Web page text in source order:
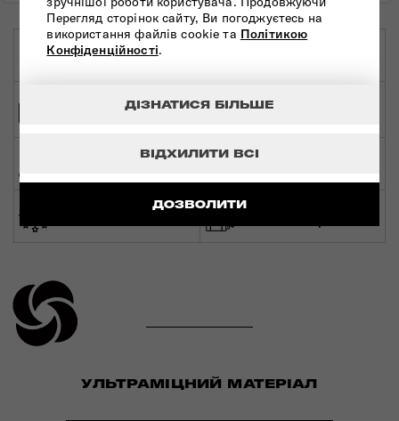
Перегляд сторінок сайту, Ви погоджуєтесь на
використання файлів cookie та Політикою
Конфіденційності.
ДОЗВОЛИТИ
ВІДХИЛИТИ ВСІ
ДІЗНАТИСЯ БІЛЬШЕ
ОРИГІНАЛЬНА
БЕЗПЕЧНА ОПЛАТА
БЕЗКОШТОВНА
МЕРЕЖА МАГАЗИНІВ
ЕКСПЕРТНА
УЛЬТРАМІЦНИЙ МАТЕРІАЛ